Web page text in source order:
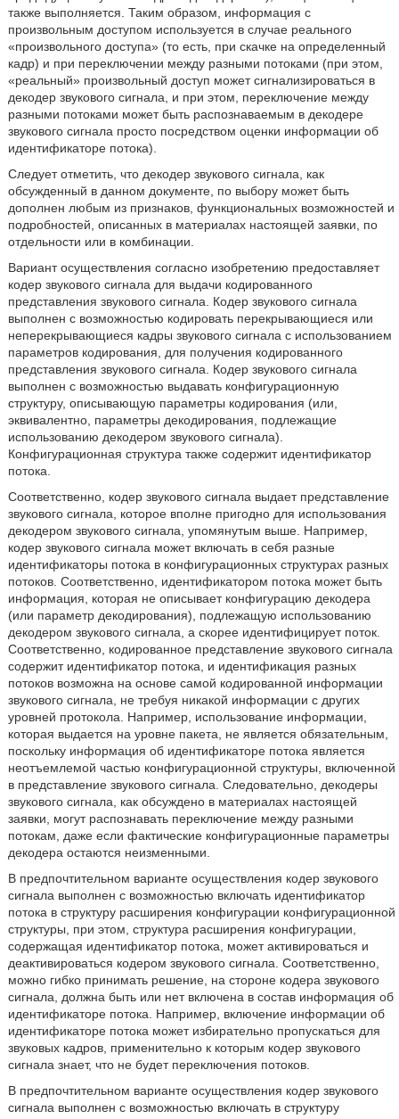
также выполняется. Таким образом, информация с
произвольным доступом используется в случае реального
«произвольного доступа» (то есть, при скачке на определенный
кадр) и при переключении между разными потоками (при этом,
«реальный» произвольный доступ может сигнализироваться в
декодер звукового сигнала, и при этом, переключение между
разными потоками может быть распознаваемым в декодере
звукового сигнала просто посредством оценки информации об
идентификаторе потока).
Следует отметить, что декодер звукового сигнала, как
обсужденный в данном документе, по выбору может быть
дополнен любым из признаков, функциональных возможностей и
подробностей, описанных в материалах настоящей заявки, по
отдельности или в комбинации.
Вариант осуществления согласно изобретению предоставляет
кодер звукового сигнала для выдачи кодированного
представления звукового сигнала. Кодер звукового сигнала
выполнен с возможностью кодировать перекрывающиеся или
неперекрывающиеся кадры звукового сигнала с использованием
параметров кодирования, для получения кодированного
представления звукового сигнала. Кодер звукового сигнала
выполнен с возможностью выдавать конфигурационную
структуру, описывающую параметры кодирования (или,
эквивалентно, параметры декодирования, подлежащие
использованию декодером звукового сигнала).
Конфигурационная структура также содержит идентификатор
потока.
Соответственно, кодер звукового сигнала выдает представление
звукового сигнала, которое вполне пригодно для использования
декодером звукового сигнала, упомянутым выше. Например,
кодер звукового сигнала может включать в себя разные
идентификаторы потока в конфигурационных структурах разных
потоков. Соответственно, идентификатором потока может быть
информация, которая не описывает конфигурацию декодера
(или параметр декодирования), подлежащую использованию
декодером звукового сигнала, а скорее идентифицирует поток.
Соответственно, кодированное представление звукового сигнала
содержит идентификатор потока, и идентификация разных
потоков возможна на основе самой кодированной информации
звукового сигнала, не требуя никакой информации с других
уровней протокола. Например, использование информации,
которая выдается на уровне пакета, не является обязательным,
поскольку информация об идентификаторе потока является
неотъемлемой частью конфигурационной структуры, включенной
в представление звукового сигнала. Следовательно, декодеры
звукового сигнала, как обсуждено в материалах настоящей
заявки, могут распознавать переключение между разными
потокам, даже если фактические конфигурационные параметры
декодера остаются неизменными.
В предпочтительном варианте осуществления кодер звукового
сигнала выполнен с возможностью включать идентификатор
потока в структуру расширения конфигурации конфигурационной
структуры, при этом, структура расширения конфигурации,
содержащая идентификатор потока, может активироваться и
деактивироваться кодером звукового сигнала. Соответственно,
можно гибко принимать решение, на стороне кодера звукового
сигнала, должна быть или нет включена в состав информация об
идентификаторе потока. Например, включение информации об
идентификаторе потока может избирательно пропускаться для
звуковых кадров, применительно к которым кодер звукового
сигнала знает, что не будет переключения потоков.
В предпочтительном варианте осуществления кодер звукового
сигнала выполнен с возможностью включать в структуру